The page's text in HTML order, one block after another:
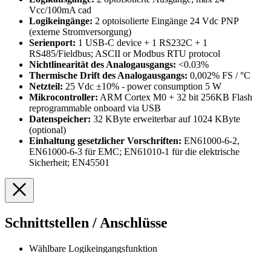
Vcc/100mA cad
Logikeingänge: 2 optoisolierte Eingänge 24 Vdc PNP
(externe Stromversorgung)
Serienport: 1 USB-C device + 1 RS232C + 1
RS485/Fieldbus; ASCII or Modbus RTU protocol
Nichtlinearität des Analogausgangs: <0.03%
Thermische Drift des Analogausgangs: 0,002% FS / °C
Netzteil: 25 Vdc ±10% - power consumption 5 W
Mikrocontroller: ARM Cortex M0 + 32 bit 256KB Flash
reprogrammable onboard via USB
Datenspeicher: 32 KByte erweiterbar auf 1024 KByte
(optional)
Einhaltung gesetzlicher Vorschriften: EN61000-6-2,
EN61000-6-3 für EMC; EN61010-1 für die elektrische
Sicherheit; EN45501
Schnittstellen / Anschlüsse
Wählbare Logikeingangsfunktion